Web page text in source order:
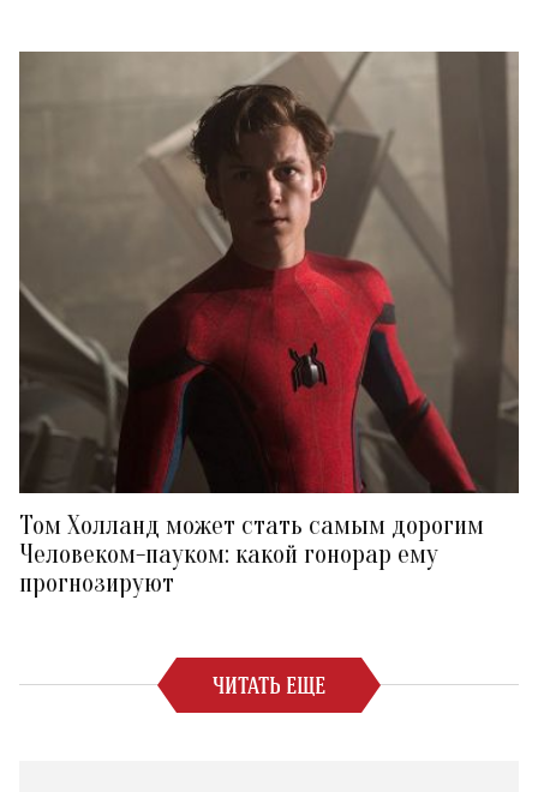
Том Холланд может стать самым дорогим
Человеком-пауком: какой гонорар ему
прогнозируют
ЧИТАТЬ ЕЩЕ